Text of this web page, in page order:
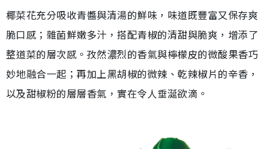
椰菜花充分吸收青醬與清湯的鮮味，味道既豐富又保存爽
脆口感；雜菌鮮嫩多汁，搭配青椒的清甜與脆爽，增添了
整道菜的層次感。孜然濃烈的香氣與檸檬皮的微酸果香巧
妙地融合一起；再加上黑胡椒的微辣、乾辣椒片的辛香，
以及甜椒粉的層層香氣，實在令人垂涎欲滴。